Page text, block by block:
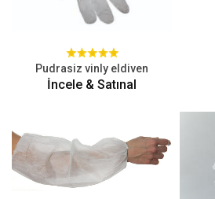
Pudrasiz vinly eldiven
İncele & Satınal